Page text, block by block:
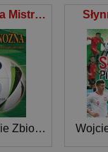
Piłka Nożna Mistrzostwa, legendy, puchary, historia
Opracowanie Zbiorowe